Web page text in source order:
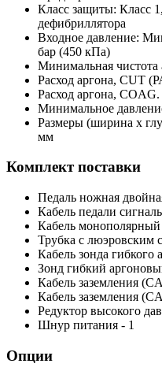
Класс защиты: Класс
дефибриллятора
Входное давление:
бар (450 кПа)
Минимальная чистота
Расход аргона, CUT
Расход аргона,
Минимальное
Размеры (ширина х
мм
Комплект поставки
Педаль ножная
Кабель педали
Кабель монополярный
Трубка с люэровским
Кабель зонда гибкого
Зонд гибкий
Кабель заземления
Кабель заземления
Редуктор высокого
Шнур питания - 1
Опции